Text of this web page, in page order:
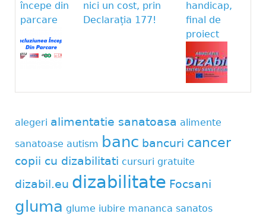
începe din
parcare
nici un cost, prin
Declarația 177!
handicap,
final de
proiect
alegeri alimentatie sanatoasa alimente
sanatoase autism banc bancuri cancer
copii cu dizabilitati cursuri gratuite
dizabil.eu dizabilitate Focsani
gluma glume iubire mananca sanatos